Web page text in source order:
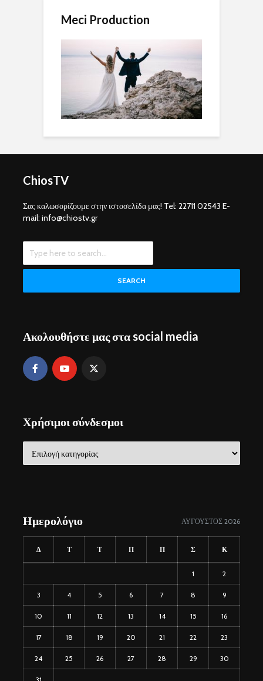
Meci Production
ChiosTV
Σας καλωσορίζουμε στην ιστοσελίδα μας! Tel: 22711 02543 E-
mail: info@chiostv.gr
SEARCH
Ακολουθήστε μας στα social media
Χρήσιμοι σύνδεσμοι
σύνδεσμοι
Ημερολόγιο ΑΎΓΟΥΣΤΟΣ 2026
Δ Τ Τ Π Π Σ Κ
1 2
3 4 5 6 7 8 9
10 11 12 13 14 15 16
17 18 19 20 21 22 23
24 25 26 27 28 29 30